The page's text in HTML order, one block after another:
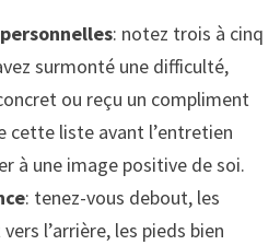
: notez trois à cinq
surmonté une difficulté,
ou reçu un compliment
cette liste avant l’entretien
à une image positive de soi.
: tenez-vous debout, les
l’arrière, les pieds bien